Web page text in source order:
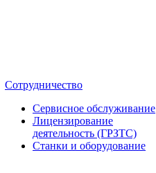
Сотрудничество
Сервисное обслуживание
Лицензирование
деятельность (ГРЗТС)
Станки и оборудование